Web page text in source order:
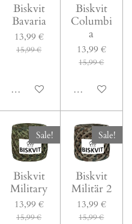
Biskvit
Bavaria
13,99 €
15,99 €
In den Warenkorb
Biskvit
Columbi
a
13,99 €
15,99 €
In den
Sale!
Biskvit
Military
13,99 €
15,99 €
Sale!
Biskvit
Militär 2
13,99 €
15,99 €